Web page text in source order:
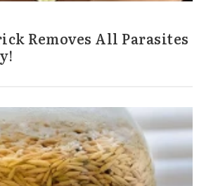
Removes All Parasites